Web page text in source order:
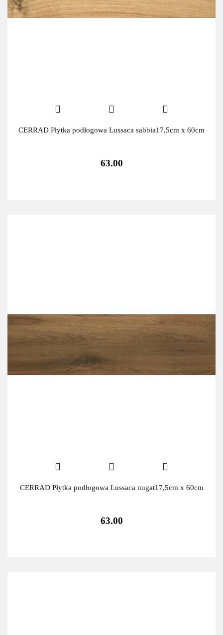
CERRAD Płytka podłogowa Lussaca sabbia17,5cm x 60cm
63.00
CERRAD Płytka podłogowa Lussaca nugat17,5cm x 60cm
63.00